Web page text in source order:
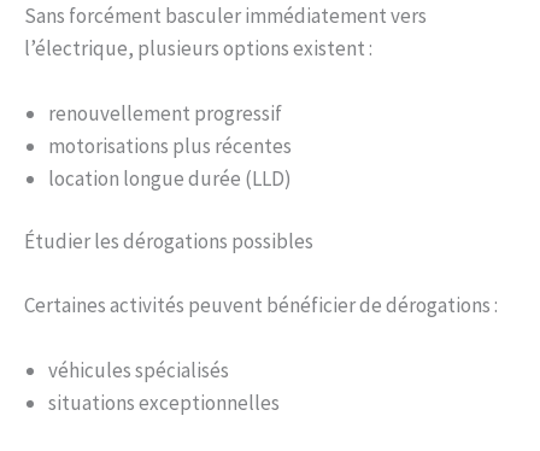
Sans forcément basculer immédiatement vers
l’électrique, plusieurs options existent :
renouvellement progressif
motorisations plus récentes
location longue durée (LLD)
Étudier les dérogations possibles
Certaines activités peuvent bénéficier de dérogations :
véhicules spécialisés
situations exceptionnelles